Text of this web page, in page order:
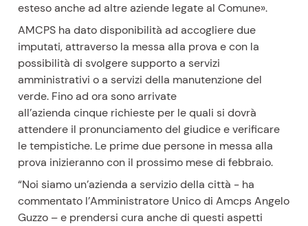
esteso anche ad altre aziende legate al Comune».
AMCPS ha dato disponibilità ad accogliere due
imputati, attraverso la messa alla prova e con la
possibilità di svolgere supporto a servizi
amministrativi o a servizi della manutenzione del
verde. Fino ad ora sono arrivate
all’azienda cinque richieste per le quali si dovrà
attendere il pronunciamento del giudice e verificare
le tempistiche. Le prime due persone in messa alla
prova inizieranno con il prossimo mese di febbraio.
“Noi siamo un’azienda a servizio della città - ha
commentato l’Amministratore Unico di Amcps Angelo
Guzzo – e prendersi cura anche di questi aspetti